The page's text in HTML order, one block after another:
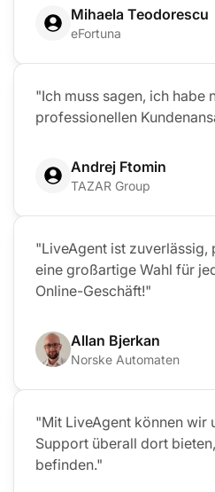
Mihaela Teodorescu
eFortuna
"Ich muss sagen, ich habe
professionellen
Andrej Ftomin
TAZAR Group
"LiveAgent ist
eine großartige Wahl für
Online-Geschäft!"
Allan Bjerkan
Norske Automaten
"Mit LiveAgent können wir
Support überall dort
befinden."